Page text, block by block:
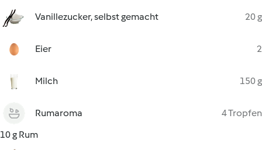
Vanillezucker, selbst gemacht 20 g
Eier 2
Milch 150 g
Rumaroma
4 Tropfen
10 g Rum